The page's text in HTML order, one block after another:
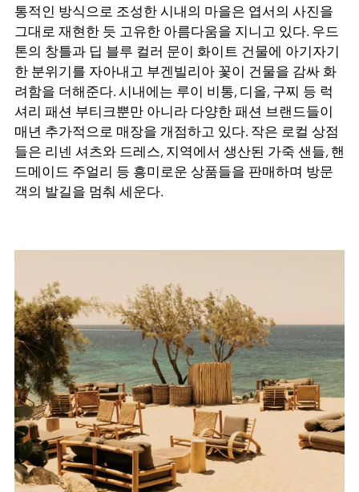
통적인 방식으로 조성한 시내의 마을은 엽서의 사진을
그대로 재현한 듯 고유한 아름다움을 지니고 있다. 우드
톤의 창틀과 딥 블루 컬러 문이 화이트 건물에 아기자기
한 분위기를 자아내고 부겐빌리아 꽃이 건물을 감싸 화
려함을 더해준다. 시내에는 루이 비통, 디올, 구찌 등 럭
셔리 패션 부티크뿐만 아니라 다양한 패션 브랜드들이
매년 추가적으로 매장을 개점하고 있다. 작은 로컬 상점
들은 리넨 셔츠와 드레스, 지역에서 생산된 가죽 샌들, 핸
드메이드 주얼리 등 흥미로운 상품들을 판매하며 방문
객의 발길을 멈춰 세운다.